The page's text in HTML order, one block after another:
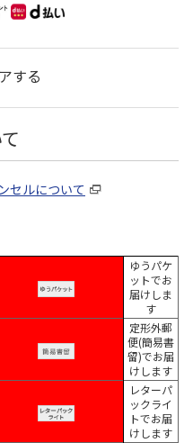
する
セルについて
ゆうパケ
ットでお
届けしま
す
定形外郵
便(簡易書
留)でお届
けします
レターパ
ックライ
トでお届
けします